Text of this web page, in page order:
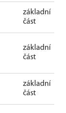
základní
část
základní
část
základní
část